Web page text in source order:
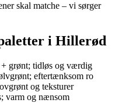
skal matche – vi sørger
i Hillerød
grønt; tidløs og værdig
eftertænksom ro
og teksturer
varm og nænsom